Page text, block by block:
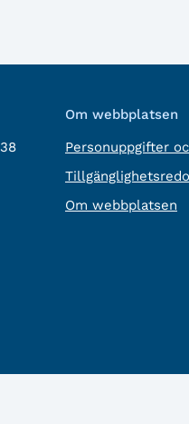
Om webbplatsen
Personuppgifter
Om webbplatsen